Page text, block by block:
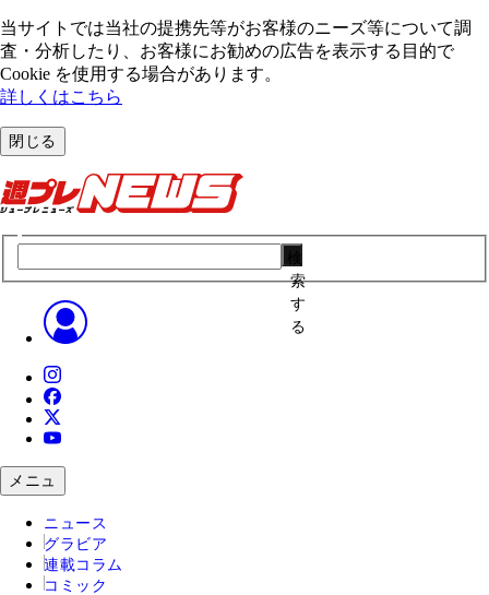
当サイトでは当社の提携先等がお客様のニーズ等について調
査・分析したり、お客様にお勧めの広告を表⽰する⽬的で
Cookie を使⽤する場合があります。
詳しくはこちら
閉じる
索
す
る
メニュ
ニュース
グラビア
連載コラム
コミック